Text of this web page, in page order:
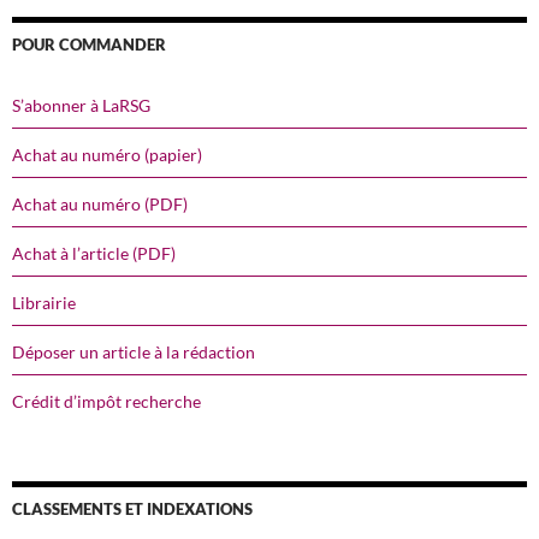
POUR COMMANDER
S’abonner à LaRSG
Achat au numéro (papier)
Achat au numéro (PDF)
Achat à l’article (PDF)
Librairie
Déposer un article à la rédaction
Crédit d’impôt recherche
CLASSEMENTS ET INDEXATIONS